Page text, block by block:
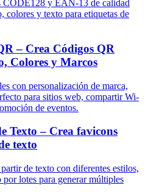
CODE128 y EAN-13 de calidad
colores y texto para etiquetas de
– Crea Códigos QR
Colores y Marcos
con personalización de marca,
para sitios web, compartir Wi-
de eventos.
Texto – Crea favicons
texto
de texto con diferentes estilos,
lotes para generar múltiples